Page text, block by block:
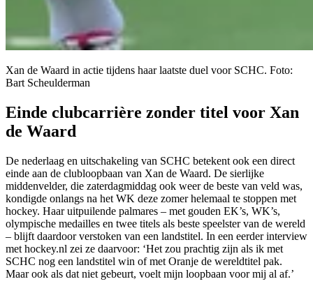
Xan de Waard in actie tijdens haar laatste duel voor SCHC. Foto:
Bart Scheulderman
Einde clubcarrière zonder titel voor Xan
de Waard
De nederlaag en uitschakeling van SCHC betekent ook een direct
einde aan de clubloopbaan van Xan de Waard. De sierlijke
middenvelder, die zaterdagmiddag ook weer de beste van veld was,
kondigde onlangs na het WK deze zomer helemaal te stoppen met
hockey. Haar uitpuilende palmares – met gouden EK’s, WK’s,
olympische medailles en twee titels als beste speelster van de wereld
– blijft daardoor verstoken van een landstitel. In een eerder interview
met hockey.nl zei ze daarvoor: ‘Het zou prachtig zijn als ik met
SCHC nog een landstitel win of met Oranje de wereldtitel pak.
Maar ook als dat niet gebeurt, voelt mijn loopbaan voor mij al af.’